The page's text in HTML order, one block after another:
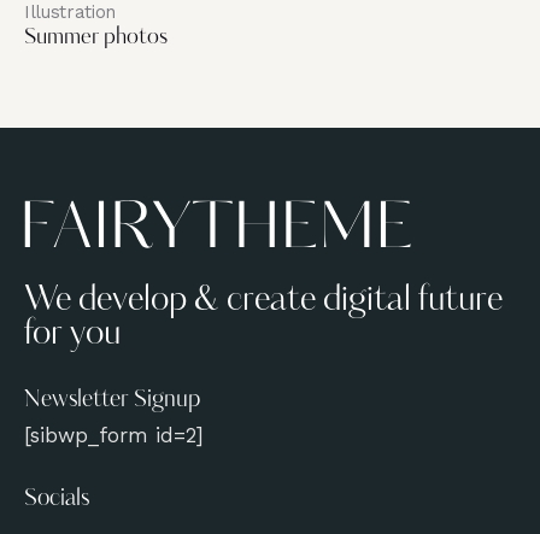
Illustration
Summer photos
We develop & create digital future
for you
Newsletter Signup
[sibwp_form id=2]
Socials